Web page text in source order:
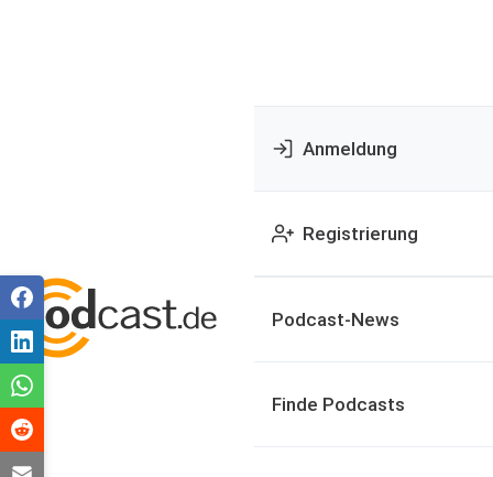
Anmeldung
Registrierung
Podcast-News
Finde Podcasts